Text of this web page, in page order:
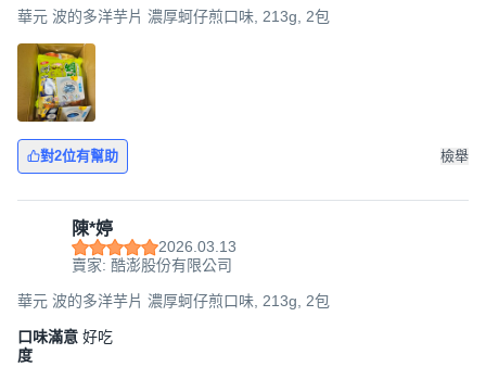
華元 波的多洋芋片 濃厚蚵仔煎口味, 213g, 2包
對2位有幫助 檢舉
陳*婷
2026.03.13
賣家: 酷澎股份有限公司
華元 波的多洋芋片 濃厚蚵仔煎口味, 213g, 2包
口味滿意
度
好吃